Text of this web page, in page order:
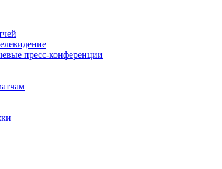
пресс-конференции